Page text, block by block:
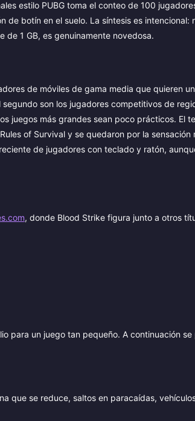
estilo PUBG toma el conteo de 100
botín en el suelo. La síntesis es intencional:
1 GB, es genuinamente novedosa.
de móviles de gama media que quieren
son los jugadores competitivos de
juegos más grandes sean poco prácticos. El
of Survival y se quedaron por la sensación
de jugadores con teclado y ratón,
, donde Blood Strike figura junto a otros
para un juego tan pequeño. A continuación
que se reduce, saltos en paracaídas,